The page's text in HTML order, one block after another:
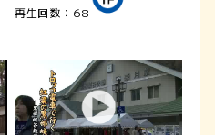
再生回数：68